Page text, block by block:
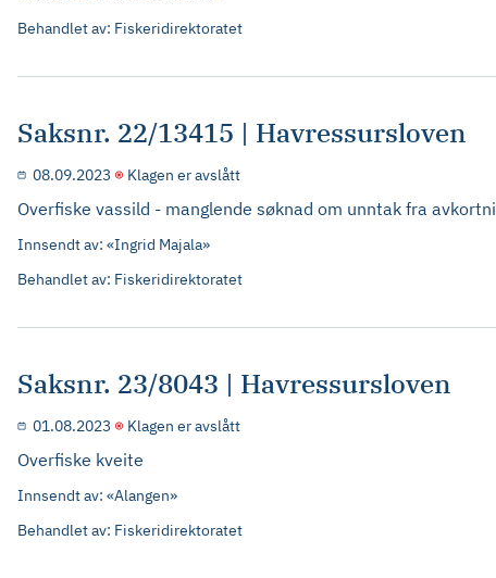
Behandlet av: Fiskeridirektoratet
Saksnr. 22/13415 | Havressursloven
08.09.2023 Klagen er avslått
Overfiske vassild - manglende søknad om unntak fra
Innsendt av: «Ingrid Majala»
Behandlet av: Fiskeridirektoratet
Saksnr. 23/8043 | Havressursloven
01.08.2023 Klagen er avslått
Overfiske kveite
Innsendt av: «Alangen»
Behandlet av: Fiskeridirektoratet